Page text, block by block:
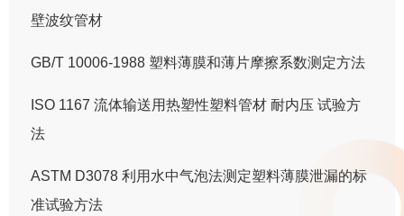
壁波纹管材
GB/T 10006-1988 塑料薄膜和薄片摩擦系数测定方法
ISO 1167 流体输送用热塑性塑料管材 耐内压 试验方
法
ASTM D3078 利用水中气泡法测定塑料薄膜泄漏的标
准试验方法